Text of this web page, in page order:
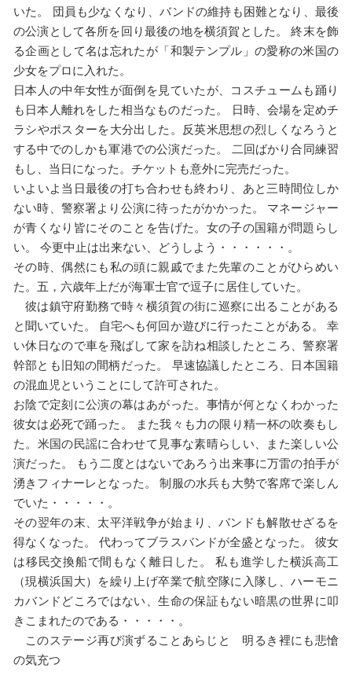
いた。 団員も少なくなり、バンドの維持も困難となり、最後
の公演として各所を回り最後の地を横須賀とした。 終末を飾
る企画として名は忘れたが「和製テンプル」の愛称の米国の
少女をプロに入れた。
日本人の中年女性が面倒を見ていたが、コスチュームも踊り
も日本人離れをした相当なものだった。 日時、会場を定めチ
ラシやポスターを大分出した。反英米思想の烈しくなろうと
する中でのしかも軍港での公演だった。 二回ばかり合同練習
もし、当日になった。チケットも意外に完売だった。
いよいよ当日最後の打ち合わせも終わり、あと三時間位しか
ない時、警察署より公演に待ったがかかった。 マネージャー
が青くなり皆にそのことを告げた。女の子の国籍が問題らし
い。 今更中止は出来ない、どうしよう・・・・・・。
その時、偶然にも私の頭に親戚でまた先輩のことがひらめい
た。五，六歳年上だが海軍士官で逗子に居住していた。
彼は鎮守府勤務で時々横須賀の街に巡察に出ることがある
と聞いていた。 自宅へも何回か遊びに行ったことがある。 幸
い休日なので車を飛ばして家を訪ね相談したところ、警察署
幹部とも旧知の間柄だった。 早速協議したところ、日本国籍
の混血児ということにして許可された。
お陰で定刻に公演の幕はあがった。事情が何となくわかった
彼女は必死で踊った。 また我々も力の限り精一杯の吹奏もし
た。米国の民謡に合わせて見事な素晴らしい、また楽しい公
演だった。 もう二度とはないであろう出来事に万雷の拍手が
湧きフィナーレとなった。 制服の水兵も大勢で客席で楽しん
でいた・・・・・。
その翌年の末、太平洋戦争が始まり、バンドも解散せざるを
得なくなった。 代わってブラスバンドが全盛となった。 彼女
は移民交換船で間もなく離日した。 私も進学した横浜高工
（現横浜国大）を繰り上げ卒業で航空隊に入隊し、ハーモニ
カバンドどころではない、生命の保証もない暗黒の世界に叩
きこまれたのである・・・・・。
このステージ再び演ずることあらじと 明るき裡にも悲愴
の気充つ